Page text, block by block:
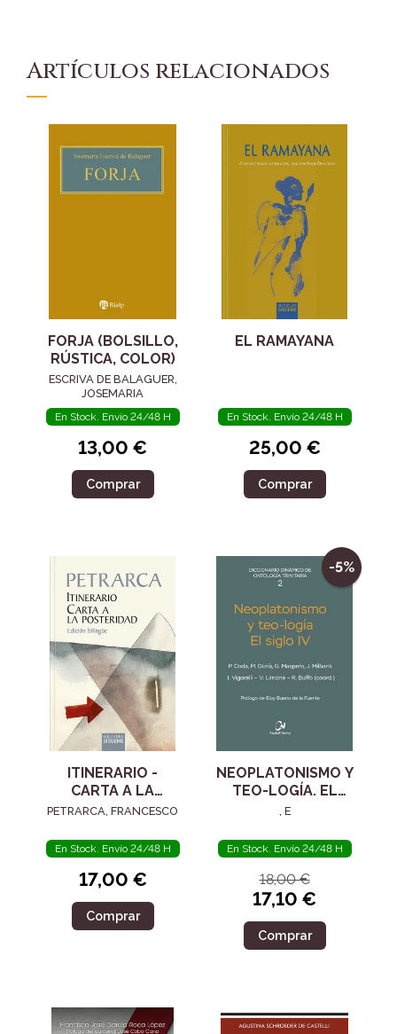
Artículos relacionados
FORJA (BOLSILLO,
RÚSTICA, COLOR)
ESCRIVA DE BALAGUER,
JOSEMARIA
En Stock. Envío 24/48 H
13,00 €
Comprar
EL RAMAYANA
En Stock. Envío 24/48 H
25,00 €
Comprar
ITINERARIO -
CARTA A LA
POSTERIDAD
PETRARCA, FRANCESCO
En Stock. Envío 24/48 H
17,00 €
Comprar
-5%
NEOPLATONISMO Y
TEO-LOGÍA. EL
SIGLO IV
, E
En Stock. Envío 24/48 H
18,00 €
17,10 €
Comprar